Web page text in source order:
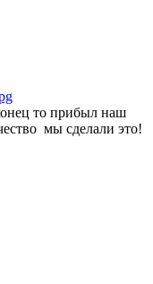
то прибыл наш
мы сделали это!